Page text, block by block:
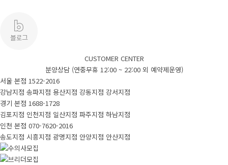
CUSTOMER CENTER
분양상담 (연중무휴 12:00 ~ 22:00 외 예약제운영)
서울 본점 1522-2016
강남지점 송파지점 용산지점 강동지점 강서지점
경기 본점 1688-1728
김포지점 인천지점 일산지점 파주지점 하남지점
인천 본점 070-7620-2016
송도지점 시흥지점 광명지점 안양지점 안산지점